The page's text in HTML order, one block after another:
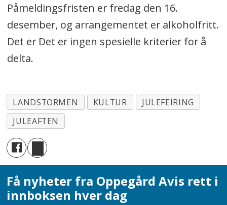
Påmeldingsfristen er fredag den 16.
desember, og arrangementet er alkoholfritt.
Det er Det er ingen spesielle kriterier for å
delta.
LANDSTORMEN KULTUR
JULEFEIRING
JULEAFTEN
Få nyheter fra Oppegård Avis rett i
innboksen hver dag